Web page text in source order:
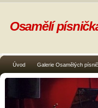
Úvod Galerie Osamělých
Osamělí